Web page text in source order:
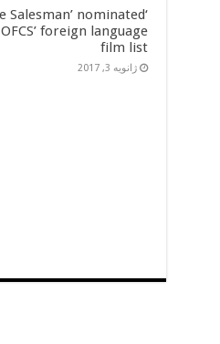
Salesman’ nominated
foreign language
film list
ژانویه 3, 2017